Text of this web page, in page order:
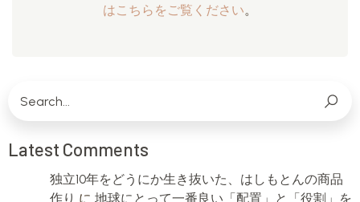
はこちらをご覧ください。
Latest Comments
独立10年をどうにか生き抜いた、はしもとんの商品
作り に 地球にとって一番良い「配置」と「役割」を